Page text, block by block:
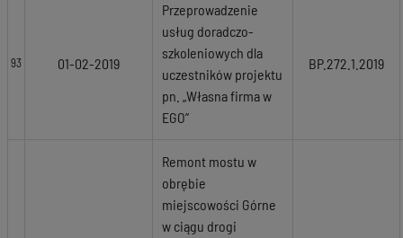
93 01-02-2019
Przeprowadzenie
usług doradczo-
szkoleniowych dla
uczestników projektu
pn. „Własna firma w
EGO”
BP.272.1.2019
Remont mostu w
obrębie
miejscowości Górne
w ciągu drogi